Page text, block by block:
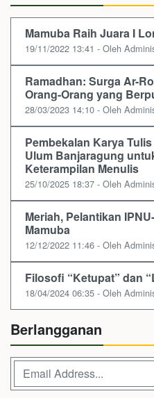
Mamuba Raih Juara I
19/11/2022 13:41 - Oleh
Ramadhan: Surga Ar-
Orang-Orang yang
28/03/2023 14:10 - Oleh
Pembekalan Karya
Ulum Banjaragung
Keterampilan Menulis
25/10/2025 18:37 - Oleh
Meriah, Pelantikan
Mamuba
12/12/2022 11:46 - Oleh
Filosofi “Ketupat” dan
18/04/2024 06:35 - Oleh
Berlangganan